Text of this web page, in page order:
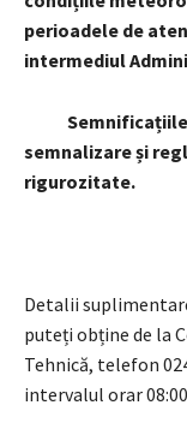
perioadele de
intermediul
Semnificațiile
semnalizare și
rigurozitate.
Detalii
puteți obține de la
Tehnică, telefon
intervalul orar 08:00